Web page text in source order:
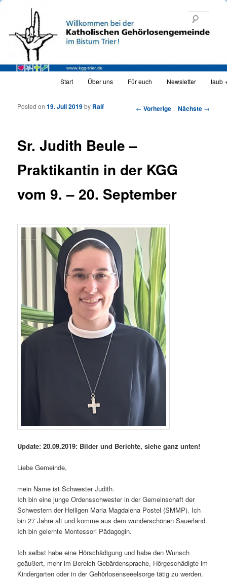
KGG_web
Zum Inhalt wechseln
Zum sekundären Inhalt wechseln
Start Über uns Für euch Newsletter taub
Artikelnavigation
← Vorherige Nächste →
Sr. Judith Beule –
Praktikantin in der KGG
vom 9. – 20. September
Posted on19. Juli 2019by Ralf
Update: 20.09.2019: Bilder und Berichte, siehe ganz unten!
Liebe Gemeinde,
mein Name ist Schwester Judith.
Ich bin eine junge Ordensschwester in der Gemeinschaft der
Schwestern der Heiligen Maria Magdalena Postel (SMMP). Ich
bin 27 Jahre alt und komme aus dem wunderschönen Sauerland.
Ich bin gelernte Montessori Pädagogin.
Ich selbst habe eine Hörschädigung und habe den Wunsch
geäußert, mehr im Bereich Gebärdensprache, Hörgeschädigte im
Kindergarten oder in der Gehörlosenseeelsorge tätig zu werden.